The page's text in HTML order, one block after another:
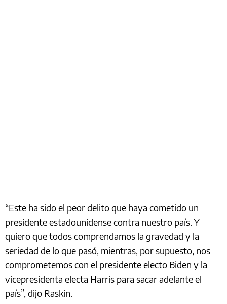
“Este ha sido el peor delito que haya cometido un
presidente estadounidense contra nuestro país. Y
quiero que todos comprendamos la gravedad y la
seriedad de lo que pasó, mientras, por supuesto, nos
comprometemos con el presidente electo Biden y la
vicepresidenta electa Harris para sacar adelante el
país”, dijo Raskin.